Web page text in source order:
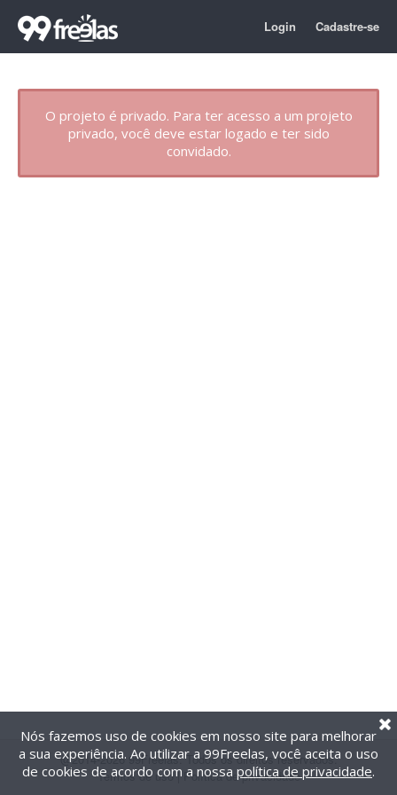
Login Cadastre-se
O projeto é privado. Para ter acesso a um projeto
privado, você deve estar logado e ter sido
convidado.
@2014-2026 99Freelas. Todos os direitos reservados.
Termos de uso| Política de privacidade
Nós fazemos uso de cookies em nosso site para melhorar
a sua experiência. Ao utilizar a 99Freelas, você aceita o uso
de cookies de acordo com a nossa política de privacidade.